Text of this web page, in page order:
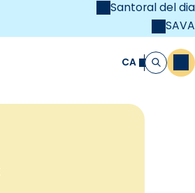
Santoral del dia
SAVA
CA Cerca